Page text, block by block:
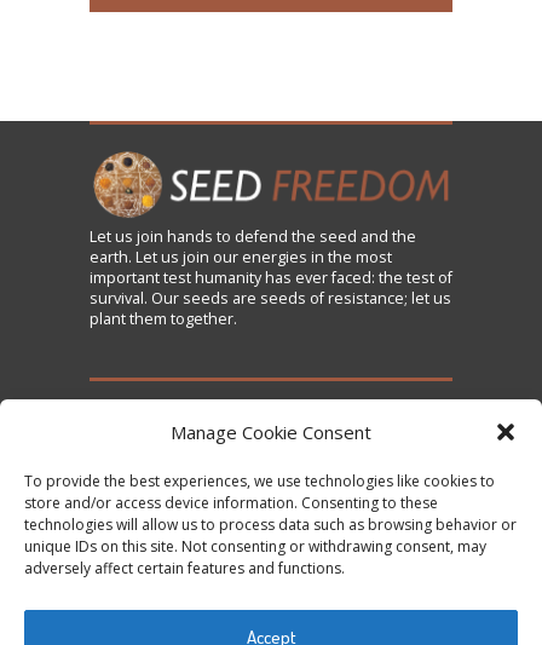
Manage Cookie Consent
To provide the best experiences, we use technologies like cookies to
store and/or access device information. Consenting to these
technologies will allow us to process data such as browsing behavior or
unique IDs on this site. Not consenting or withdrawing consent, may
adversely affect certain features and functions.
Accept
Let us join hands to defend the seed and the
earth. Let us join our energies in the most
important test humanity has ever faced: the test of
survival. Our seeds are seeds of resistance; let us
plant them together.
TAKE ACTION
Sign the Declaration on Seed Freedom
Subscribe to News and Updates
Donate